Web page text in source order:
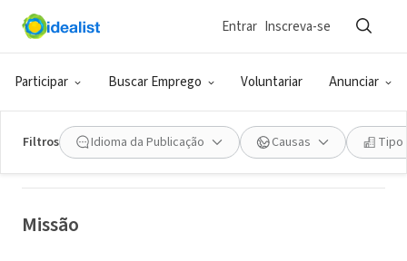
Participar Buscar Emprego Voluntariar Anunciar
Entrar Inscreva-se
Filtros Idioma da Publicação Causas Tipo
ONG (SETOR SOCIAL)
PARTNERS FOR CHANGE TRI-VALLEY
Missão